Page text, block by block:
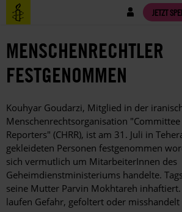
Direkt
zum
Benutzermenü JETZT
MENSCHENRECHTLER
FESTGENOMMEN
Kouhyar Goudarzi, Mitglied in der
Menschenrechtsorganisation
Reporters" (CHRR), ist am 31. Juli in
gekleideten Personen festgenommen
sich vermutlich um MitarbeiterInnen des
Geheimdienstministeriums handelte.
seine Mutter Parvin Mokhtareh
laufen Gefahr, gefoltert oder misshandelt